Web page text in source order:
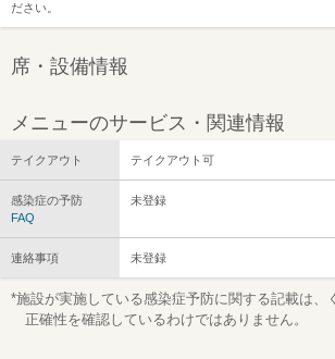
ださい。
席・設備情報
メニューのサービス・関連情報
テイクアウト テイクアウト可
感染症の予防
FAQ
未登録
連絡事項 未登録
*施設が実施している感染症予防に関する記載は、
正確性を確認しているわけではありません。